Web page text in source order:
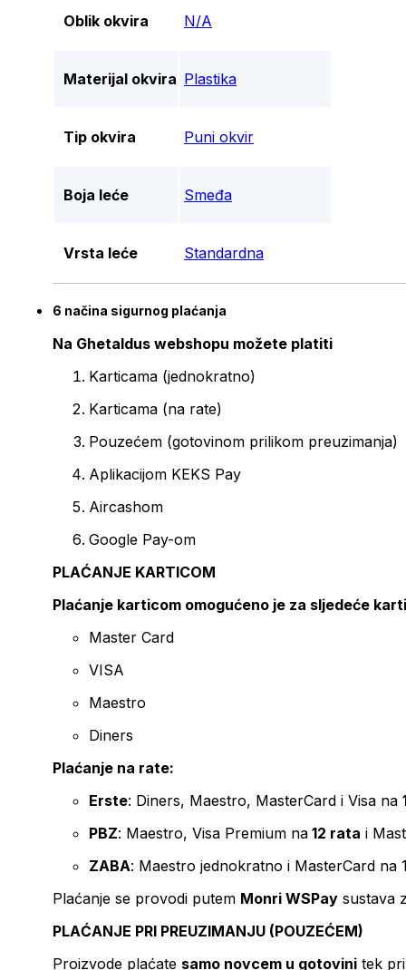
Oblik okvira N/A
Materijal okvira Plastika
Tip okvira Puni okvir
Boja leće Smeđa
Vrsta leće Standardna
6 načina sigurnog plaćanja
Na Ghetaldus webshopu možete platiti
Karticama (jednokratno)
Karticama (na rate)
Pouzećem (gotovinom prilikom preuzimanja)
Aplikacijom KEKS Pay
Aircashom
Google Pay-om
PLAĆANJE KARTICOM
Plaćanje karticom omogućeno je za sljedeće
Master Card
VISA
Maestro
Diners
Plaćanje na rate:
Erste: Diners, Maestro, MasterCard i Visa na
PBZ: Maestro, Visa Premium na 12 rata i
ZABA: Maestro jednokratno i MasterCard na
Plaćanje se provodi putem Monri WSPay sustava
PLAĆANJE PRI PREUZIMANJU (POUZEĆEM)
Proizvode plaćate samo novcem u gotovini tek